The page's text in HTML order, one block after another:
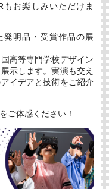
お楽しみいただけま
明品・受賞作品の展
高等専門学校デザイン
示します。実演も交え
イデアと技術をご紹介
ご体感ください！